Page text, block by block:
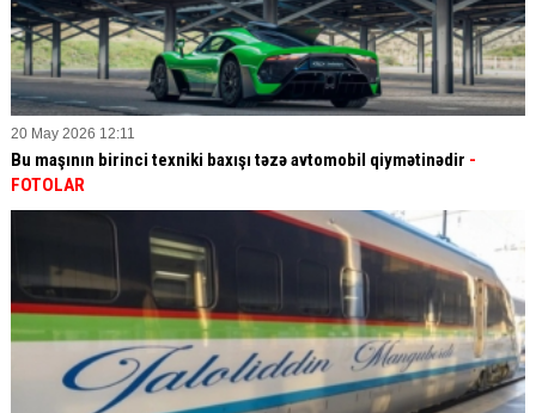
20 May 2026 12:11
Bu maşının birinci texniki baxışı təzə avtomobil qiymətinədir -
FOTOLAR